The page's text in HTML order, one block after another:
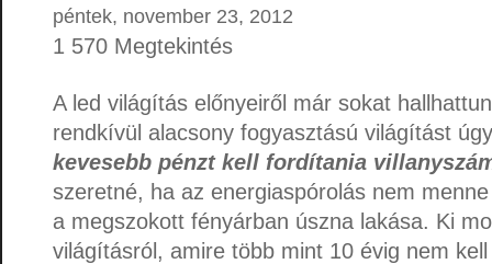
péntek, november 23, 2012
1 570 Megtekintés
A led világítás előnyeiről már sokat
rendkívül alacsony fogyasztású világítást
kevesebb pénzt kell fordítania
szeretné, ha az energiaspórolás nem
a megszokott fényárban úszna lakása. Ki
világításról, amire több mint 10 évig nem